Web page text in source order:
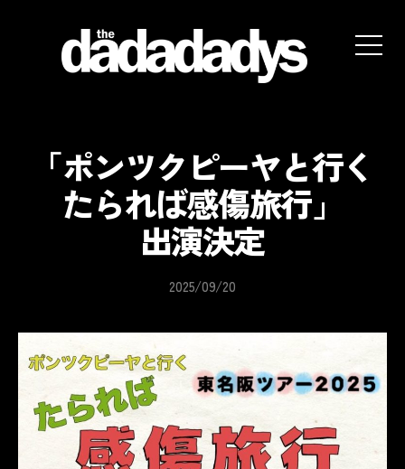
website
「ポンツクピーヤと行く
たられば感傷旅行」
出演決定
2025/09/20